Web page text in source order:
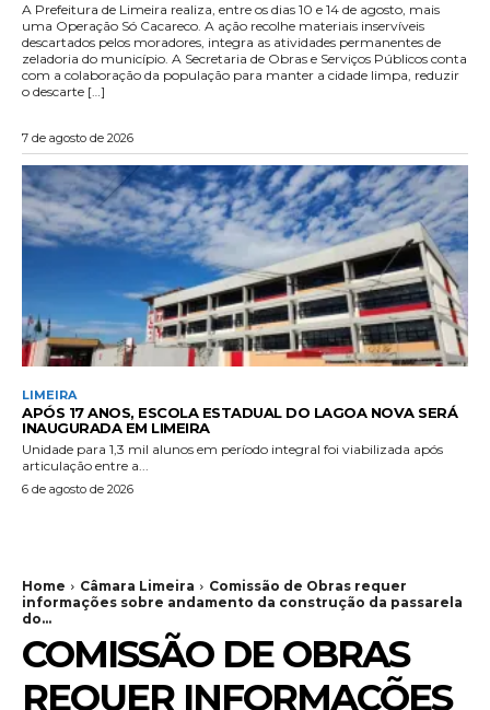
A Prefeitura de Limeira realiza, entre os dias 10 e 14 de agosto, mais
uma Operação Só Cacareco. A ação recolhe materiais inservíveis
descartados pelos moradores, integra as atividades permanentes de
zeladoria do município. A Secretaria de Obras e Serviços Públicos conta
com a colaboração da população para manter a cidade limpa, reduzir
o descarte […]
7 de agosto de 2026
LIMEIRA
APÓS 17 ANOS, ESCOLA ESTADUAL DO LAGOA NOVA SERÁ
INAUGURADA EM LIMEIRA
Unidade para 1,3 mil alunos em período integral foi viabilizada após
articulação entre a...
6 de agosto de 2026